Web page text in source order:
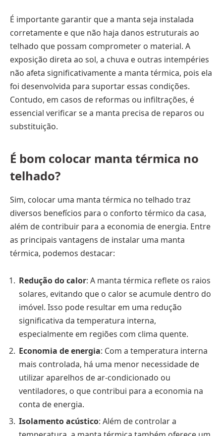
É importante garantir que a manta seja instalada
corretamente e que não haja danos estruturais ao
telhado que possam comprometer o material. A
exposição direta ao sol, a chuva e outras intempéries
não afeta significativamente a manta térmica, pois ela
foi desenvolvida para suportar essas condições.
Contudo, em casos de reformas ou infiltrações, é
essencial verificar se a manta precisa de reparos ou
substituição.
É bom colocar manta térmica no
telhado?
Sim, colocar uma manta térmica no telhado traz
diversos benefícios para o conforto térmico da casa,
além de contribuir para a economia de energia. Entre
as principais vantagens de instalar uma manta
térmica, podemos destacar:
Redução do calor: A manta térmica reflete os raios
solares, evitando que o calor se acumule dentro do
imóvel. Isso pode resultar em uma redução
significativa da temperatura interna,
especialmente em regiões com clima quente.
Economia de energia: Com a temperatura interna
mais controlada, há uma menor necessidade de
utilizar aparelhos de ar-condicionado ou
ventiladores, o que contribui para a economia na
conta de energia.
Isolamento acústico: Além de controlar a